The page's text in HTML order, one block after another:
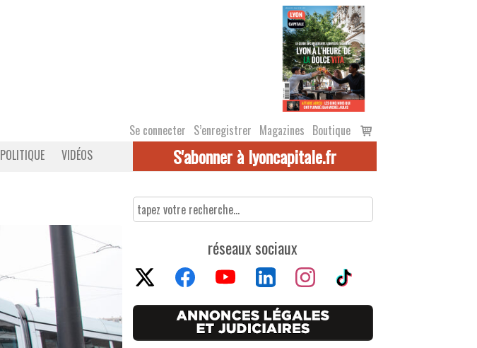
Se connecter S’enregistrer Magazines Boutique
Voir
le
POLITIQUE VIDÉOS S'abonner à lyoncapitale.fr
réseaux sociaux